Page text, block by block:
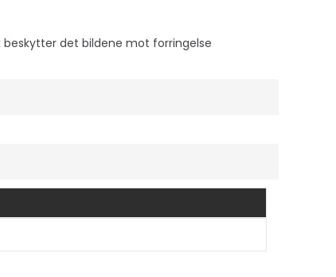
beskytter det bildene mot forringelse